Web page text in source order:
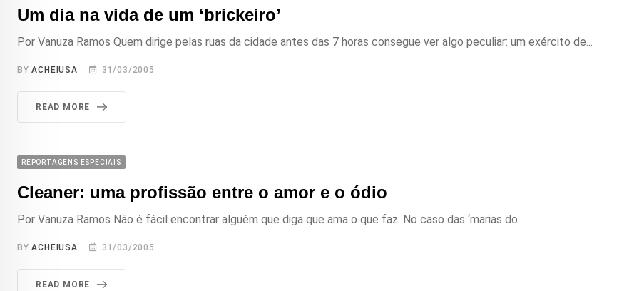
Um dia na vida de um ‘brickeiro’
Por Vanuza Ramos Quem dirige pelas ruas da cidade antes das 7 horas consegue ver algo peculiar: um exército de...
BYACHEIUSA 31/03/2005
READ MORE
REPORTAGENS ESPECIAIS
Cleaner: uma profissão entre o amor e o ódio
Por Vanuza Ramos Não é fácil encontrar alguém que diga que ama o que faz. No caso das ‘marias do...
BYACHEIUSA 31/03/2005
READ MORE